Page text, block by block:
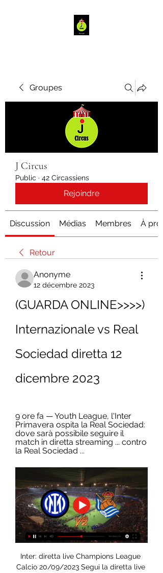
Groupes
J Circus
Public · 42 Circassiens
Rejoindre
Discussion Médias Membres À
Retour
Anonyme
12 décembre 2023
(GUARDA ONLINE>>>>)
Internazionale vs Real
Sociedad diretta 12
dicembre 2023
9 ore fa — Youth League, l'Inter
Primavera ospita la Real Sociedad:
dove sarà possibile seguire il
match in diretta streaming ... contro
la Real Sociedad ...
Inter: diretta live Champions League
Calcio 20/09/2023 Segui la diretta live